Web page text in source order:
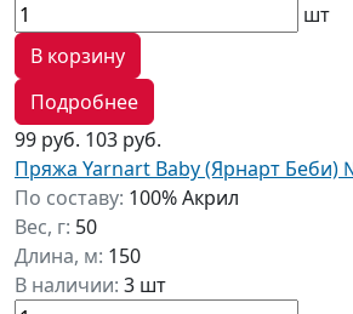
шт
В корзину
Подробнее
99 руб. 103 руб.
Пряжа Yarnart Baby (Ярнарт Беби)
По составу: 100% Акрил
Вес, г: 50
Длина, м: 150
В наличии: 3 шт